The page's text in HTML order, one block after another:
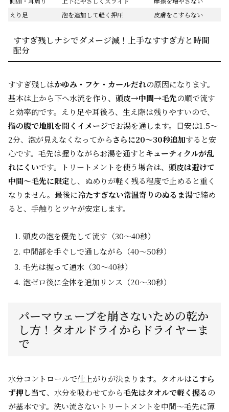
えり足
泡を追加して軽く押圧 皮膚をこすらない
すすぎ残しナシでダメージ減！上手なすすぎ方と時間
配分
すすぎ残しはかゆみ・フケ・カールだれの原因になります。
基本は上から下へ水流を作り、 頭皮→中間→毛先の順で流す
と効率的です。えり足や耳後ろ、生え際は残りやすいので、
指の腹で地肌を開くイメージでお湯を通します。目安は1.5〜
2分、泡が見えなくなってからさらに20〜30秒追加すると安
心です。毛先は握りながらお湯を通すとキューティクルが乱
れにくいです。トリートメントを使う場合は、 頭皮は避けて
中間〜毛先に限定し、ぬめりが軽く残る程度で止めると重く
なりません。最後に冷たすぎない常温寄りのぬるま湯で締め
ると、手触りとツヤが安定します。
頭皮の泡を優先して流す（30〜40秒）
中間部を手ぐしで通しながら（40〜50秒）
毛先は握って通水（30〜40秒）
泡ゼロ後に全体を追加リンス（20〜30秒）
パーマウェーブを崩さないための乾か
し方！タオルドライからドライヤーま
で
水分コントロールで仕上がりが決まります。タオルはこすら
ず押し当て、水分を吸わせてから毛先はタオルで軽く握る の
が基本です。洗い流さないトリートメントを中間〜毛先に薄